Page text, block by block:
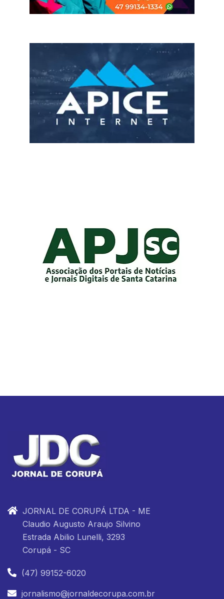
JORNAL DE CORUPÁ LTDA - ME
Claudio Augusto Araujo Silvino
Estrada Abilio Lunelli, 3293
Corupá - SC
(47) 99152-6020
jornalismo@jornaldecorupa.com.br